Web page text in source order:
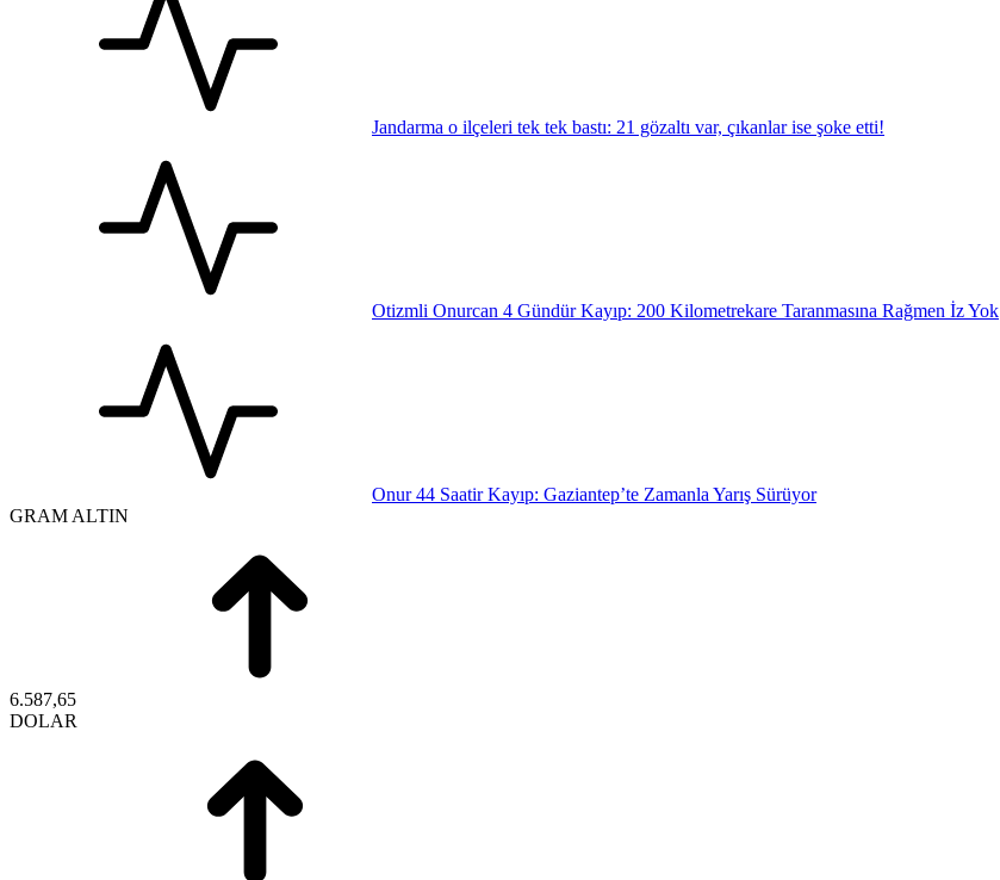
Jandarma o ilçeleri tek tek bastı: 21 gözaltı var, çıkanlar ise şoke etti!
Otizmli Onurcan 4 Gündür Kayıp: 200 Kilometrekare Taranmasına Rağmen İz Yok
Onur 44 Saatir Kayıp: Gaziantep’te Zamanla Yarış Sürüyor
GRAM ALTIN
6.587,65
DOLAR